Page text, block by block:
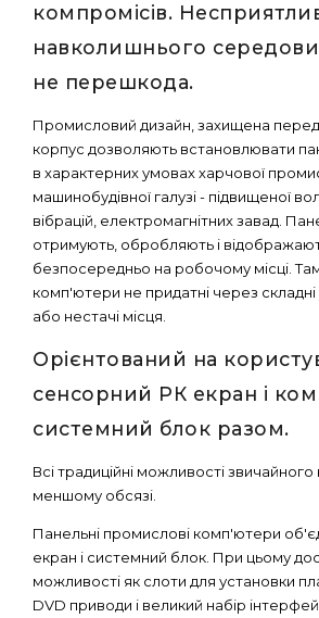
компромісів.
навколишнього
не перешкода.
Промисловий дизайн, захищена
корпус дозволяють встановлювати
в характерних умовах харчової
машинобудівної галузі - підвищеної
вібрацій, електромагнітних завад.
отримують, обробляють і
безпосередньо на робочому місці.
комп'ютери не придатні через
або нестачі місця.
Орієнтований на
сенсорний РК екран і
системний блок разом.
Всі традиційні можливості
меншому обсязі.
Панельні промислові комп'ютери
екран і системний блок. При цьому
можливості як слоти для установки
DVD приводи і великий набір